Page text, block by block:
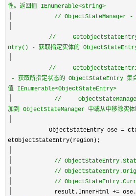
性。返回值 IEnumerable<string>
// ObjectStateManager -
//
ntry() - 获取指定实体的
//
- 获取所指定状态的 ObjectStateEntry 集
值 IEnumerable<ObjectStateEntry>
//
加到 ObjectStateManager 中或从中移除实体
ObjectStateEntry ose =
etObjectStateEntry(region);
//
//
//
result.InnerHtml +=